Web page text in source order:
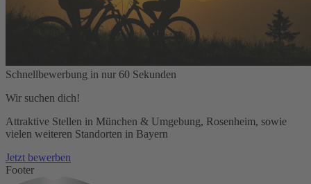
Schnellbewerbung in nur 60 Sekunden
Wir suchen dich!
Attraktive Stellen in München & Umgebung, Rosenheim, sowie
vielen weiteren Standorten in Bayern
Jetzt bewerben
Footer